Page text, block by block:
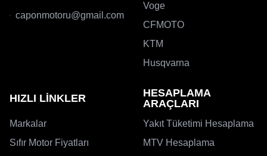
caponmotoru@gmail.com
Voge
CFMOTO
KTM
Husqvarna
HIZLI LİNKLER
Markalar
Sıfır Motor Fiyatları
HESAPLAMA
ARAÇLARI
Yakıt Tüketimi Hesaplama
MTV Hesaplama